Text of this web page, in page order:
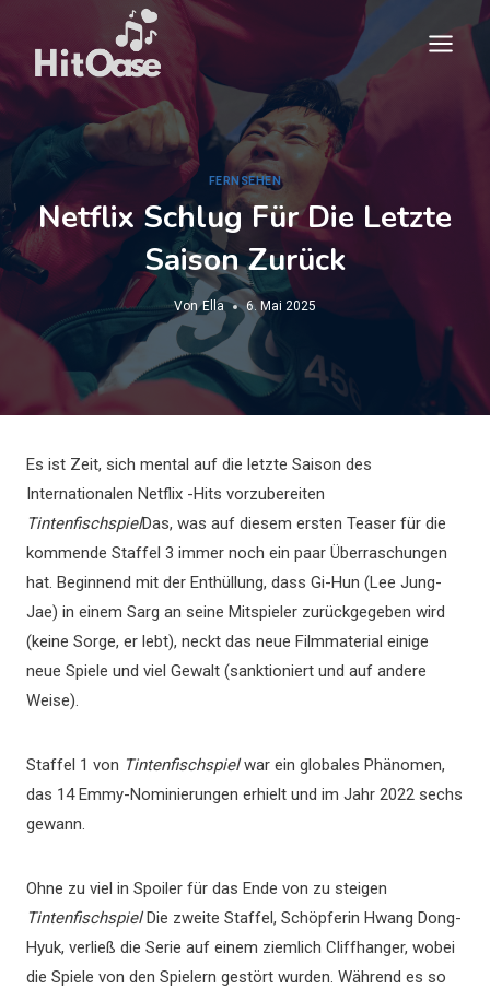
springen
FERNSEHEN
Netflix Schlug Für Die Letzte
Saison Zurück
Von Ella 6. Mai 2025
Es ist Zeit, sich mental auf die letzte Saison des
Internationalen Netflix -Hits vorzubereiten
TintenfischspielDas, was auf diesem ersten Teaser für die
kommende Staffel 3 immer noch ein paar Überraschungen
hat. Beginnend mit der Enthüllung, dass Gi-Hun (Lee Jung-
Jae) in einem Sarg an seine Mitspieler zurückgegeben wird
(keine Sorge, er lebt), neckt das neue Filmmaterial einige
neue Spiele und viel Gewalt (sanktioniert und auf andere
Weise).
Staffel 1 von Tintenfischspielwar ein globales Phänomen,
das 14 Emmy-Nominierungen erhielt und im Jahr 2022 sechs
gewann.
Ohne zu viel in Spoiler für das Ende von zu steigen
TintenfischspielDie zweite Staffel, Schöpferin Hwang Dong-
Hyuk, verließ die Serie auf einem ziemlich Cliffhanger, wobei
die Spiele von den Spielern gestört wurden. Während es so